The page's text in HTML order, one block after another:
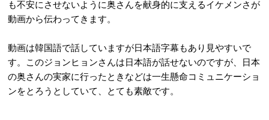
も不安にさせないように奥さんを献身的に支えるイケメンさが
動画から伝わってきます。
動画は韓国語で話していますが日本語字幕もあり見やすいで
す。このジョンヒョンさんは日本語が話せないのですが、日本
の奥さんの実家に行ったときなどは一生懸命コミュニケーショ
ンをとろうとしていて、とても素敵です。